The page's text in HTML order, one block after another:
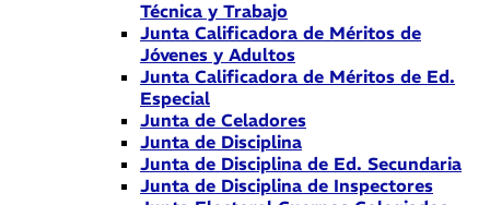
Técnica y Trabajo
Junta Calificadora de Méritos de
Jóvenes y Adultos
Junta Calificadora de Méritos de Ed.
Especial
Junta de Celadores
Junta de Disciplina
Junta de Disciplina de Ed. Secundaria
Junta de Disciplina de Inspectores